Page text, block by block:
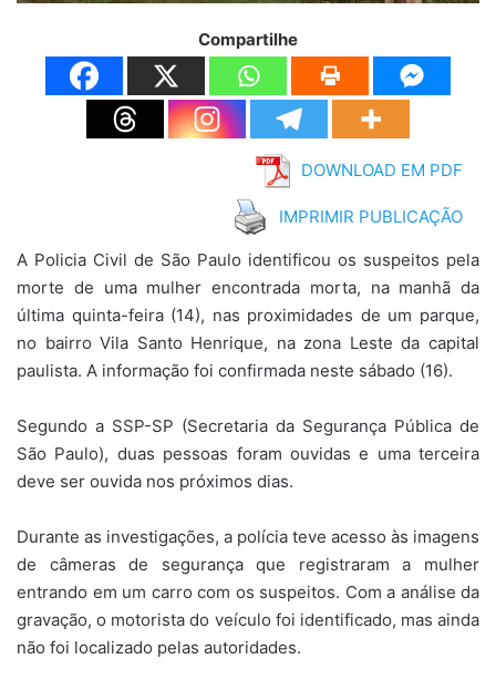
Compartilhe
DOWNLOAD EM PDF
IMPRIMIR PUBLICAÇÃO
A Policia Civil de São Paulo identificou os suspeitos pela
morte de uma mulher encontrada morta, na manhã da
última quinta-feira (14), nas proximidades de um parque,
no bairro Vila Santo Henrique, na zona Leste da capital
paulista. A informação foi confirmada neste sábado (16).
Segundo a SSP-SP (Secretaria da Segurança Pública de
São Paulo), duas pessoas foram ouvidas e uma terceira
deve ser ouvida nos próximos dias.
Durante as investigações, a polícia teve acesso às imagens
de câmeras de segurança que registraram a mulher
entrando em um carro com os suspeitos. Com a análise da
gravação, o motorista do veículo foi identificado, mas ainda
não foi localizado pelas autoridades.